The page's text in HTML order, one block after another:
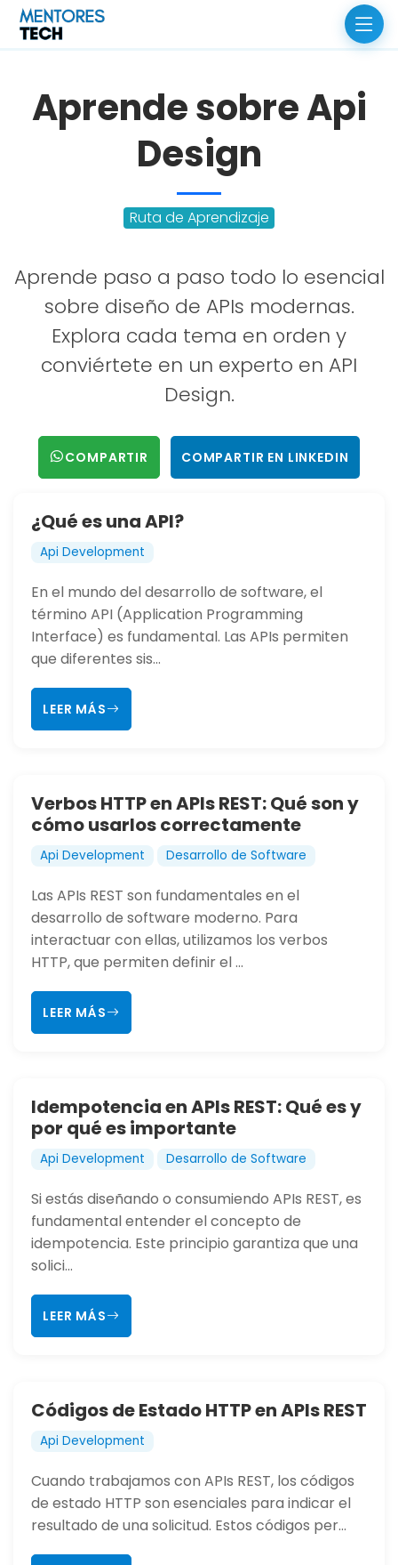
Aprende sobre Api
Design
Ruta de Aprendizaje
Aprende paso a paso todo lo esencial
sobre diseño de APIs modernas.
Explora cada tema en orden y
conviértete en un experto en API
Design.
COMPARTIR COMPARTIR EN LINKEDIN
¿Qué es una API?
Api Development
En el mundo del desarrollo de software, el
término API (Application Programming
Interface) es fundamental. Las APIs permiten
que diferentes sis...
LEER MÁS
Verbos HTTP en APIs REST: Qué son y
cómo usarlos correctamente
Api Development Desarrollo de Software
Las APIs REST son fundamentales en el
desarrollo de software moderno. Para
interactuar con ellas, utilizamos los verbos
HTTP, que permiten definir el ...
LEER MÁS
Idempotencia en APIs REST: Qué es y
por qué es importante
Api Development Desarrollo de Software
Si estás diseñando o consumiendo APIs REST, es
fundamental entender el concepto de
idempotencia. Este principio garantiza que una
solici...
LEER MÁS
Códigos de Estado HTTP en APIs REST
Api Development
Cuando trabajamos con APIs REST, los códigos
de estado HTTP son esenciales para indicar el
resultado de una solicitud. Estos códigos per...